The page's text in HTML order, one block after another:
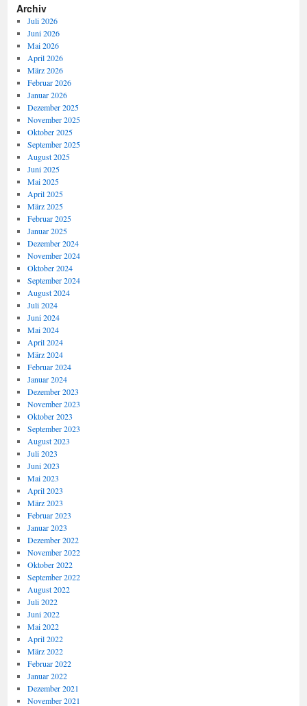
Archiv
Juli 2026
Juni 2026
Mai 2026
April 2026
März 2026
Februar 2026
Januar 2026
Dezember 2025
November 2025
Oktober 2025
September 2025
August 2025
Juni 2025
Mai 2025
April 2025
März 2025
Februar 2025
Januar 2025
Dezember 2024
November 2024
Oktober 2024
September 2024
August 2024
Juli 2024
Juni 2024
Mai 2024
April 2024
März 2024
Februar 2024
Januar 2024
Dezember 2023
November 2023
Oktober 2023
September 2023
August 2023
Juli 2023
Juni 2023
Mai 2023
April 2023
März 2023
Februar 2023
Januar 2023
Dezember 2022
November 2022
Oktober 2022
September 2022
August 2022
Juli 2022
Juni 2022
Mai 2022
April 2022
März 2022
Februar 2022
Januar 2022
Dezember 2021
November 2021